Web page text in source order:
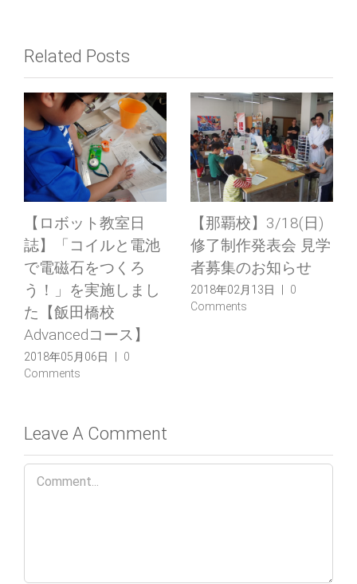
Related Posts
【ロボット教室日
誌】「コイルと電池
で電磁石をつくろ
う！」を実施しまし
た【飯田橋校
Advancedコース】
2018年05月06日 |
0
Comments
【那覇校】3/18(日)
修了制作発表会 見学
者募集のお知らせ
2018年02月13日 |
0
Comments
Leave A Comment
Comment